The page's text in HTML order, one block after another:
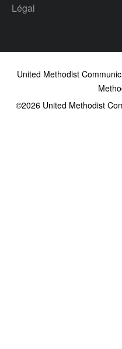
Légal
United Methodist
©2026United Methodist